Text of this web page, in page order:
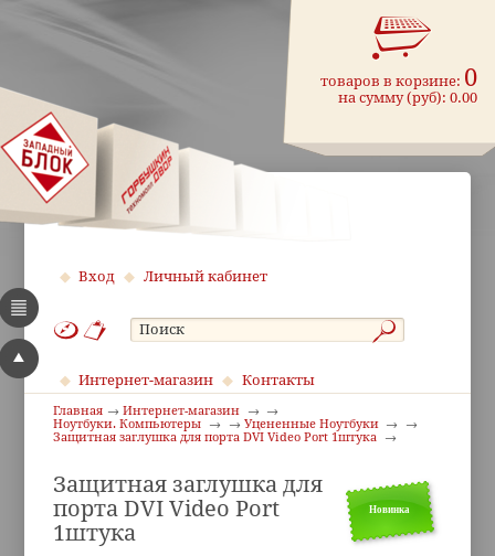
товаров в корзине: 0
на сумму (руб):0.00
Вход Личный кабинет
Интернет-магазин Контакты
Главная
Интернет-магазин
Ноутбуки. Компьютеры
Уцененные Ноутбуки
Защитная заглушка для порта DVI Video Port 1штука
Новинка
Защитная заглушка для
порта DVI Video Port
1штука